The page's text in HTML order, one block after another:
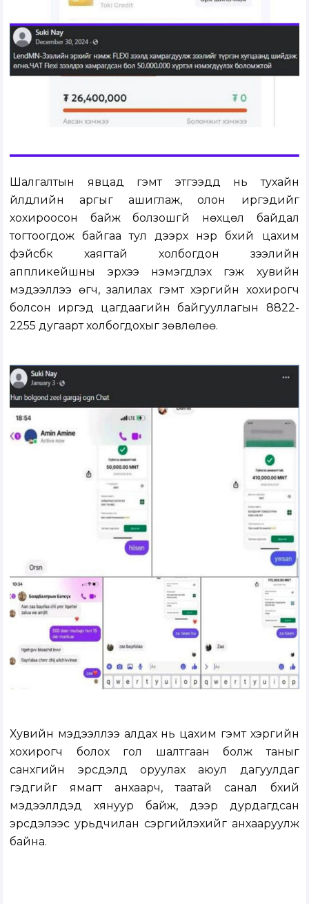
Шалгалтын явцад гэмт этгээдүүд нь тухайн
үйлдлийн аргыг ашиглаж, олон иргэдийг
хохироосон байж болзошгүй нөхцөл байдал
тогтоогдож байгаа тул дээрх нэр бүхий цахим
фэйсбүүк хаягтай холбогдон зээлийн
аппликейшны эрхээ нэмэгдүүлэх гэж хувийн
мэдээллээ өгч, залилах гэмт хэргийн хохирогч
болсон иргэд цагдаагийн байгууллагын 8822-
2255 дугаарт холбогдохыг зөвлөлөө.
Хувийн мэдээллээ алдах нь цахим гэмт хэргийн
хохирогч болох гол шалтгаан болж таныг
санхүүгийн эрсдэлд оруулах аюул дагуулдаг
гэдгийг ямагт анхаарч, таатай санал бүхий
мэдээллүүдэд хянуур байж, дээр дурдагдсан
эрсдэлээс урьдчилан сэргийлэхийг анхааруулж
байна.